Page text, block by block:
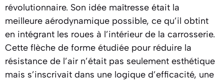
révolutionnaire. Son idée maîtresse était la
meilleure aérodynamique possible, ce qu’il obtint
en intégrant les roues à l’intérieur de la carrosserie.
Cette flèche de forme étudiée pour réduire la
résistance de l’air n’était pas seulement esthétique
mais s’inscrivait dans une logique d’efficacité, une